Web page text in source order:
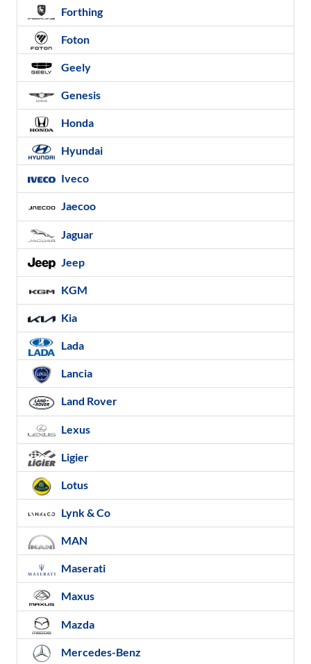
Forthing
Foton
Geely
Genesis
Honda
Hyundai
Iveco
Jaecoo
Jaguar
Jeep
KGM
Kia
Lada
Lancia
Land Rover
Lexus
Ligier
Lotus
Lynk & Co
MAN
Maserati
Maxus
Mazda
Mercedes-Benz